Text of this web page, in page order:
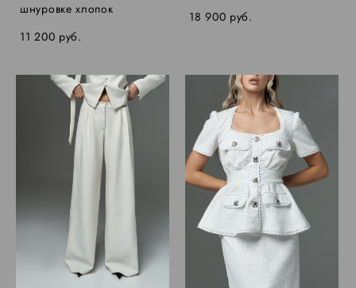
шнуровке хлопок
11 200 pуб.
18 900 pуб.